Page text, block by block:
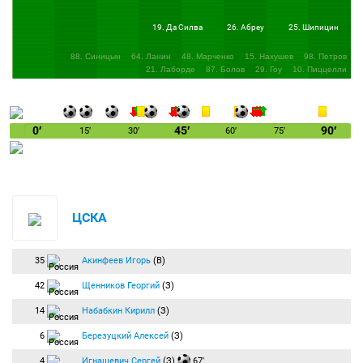
таки не верят, что могут спасти встречу.
врывавшегося в штрафную серба оказалась слишком сильной.
66:42 Гол: Игнашевич Сергей(ЦСКА) бьёт головой из штрафной и забивает
Фильцов ошибся на выходе, а в возникшей суматохе первым к мячу успел
защитник армейцев. Все становится окончательно ясно. Интриге возродиться не
суждено.
Итоговый счёт 6:0.
уверенно довел встречу до заслуженной победы. "Краснодар" сегодня был
непохож сам на себя, так что лучшим выходом для "быков" будет просто забыть
об этом матче. Эта победа позволила армейцам несколько поправить свое
положение, поднявшись на четвертую строчку и как раз обогнав "горожан", с чем
мы их и поздравляем. И на этом наша трансляция завершается. Для вас ее
провел Егор Поздняков, увидимся совсем скоро!
25. Шипицин
26. Абреу
19. Да Силва
88. Синицын 64. Ланин 48. Марченко 15. Нахушев
98. Петров
21. Лаборде
87. Болов 29. Гоу 10. Пиццелли
0′ 15′ 30′ 45′ 60′ 75′ 90′
ЦСКА
35 Акинфеев Игорь (В)
42 Щенников Георгий (З)
14 Набабкин Кирилл (З)
6 Березуцкий Алексей (З)
4 Игнашевич Сергей (З) 67′